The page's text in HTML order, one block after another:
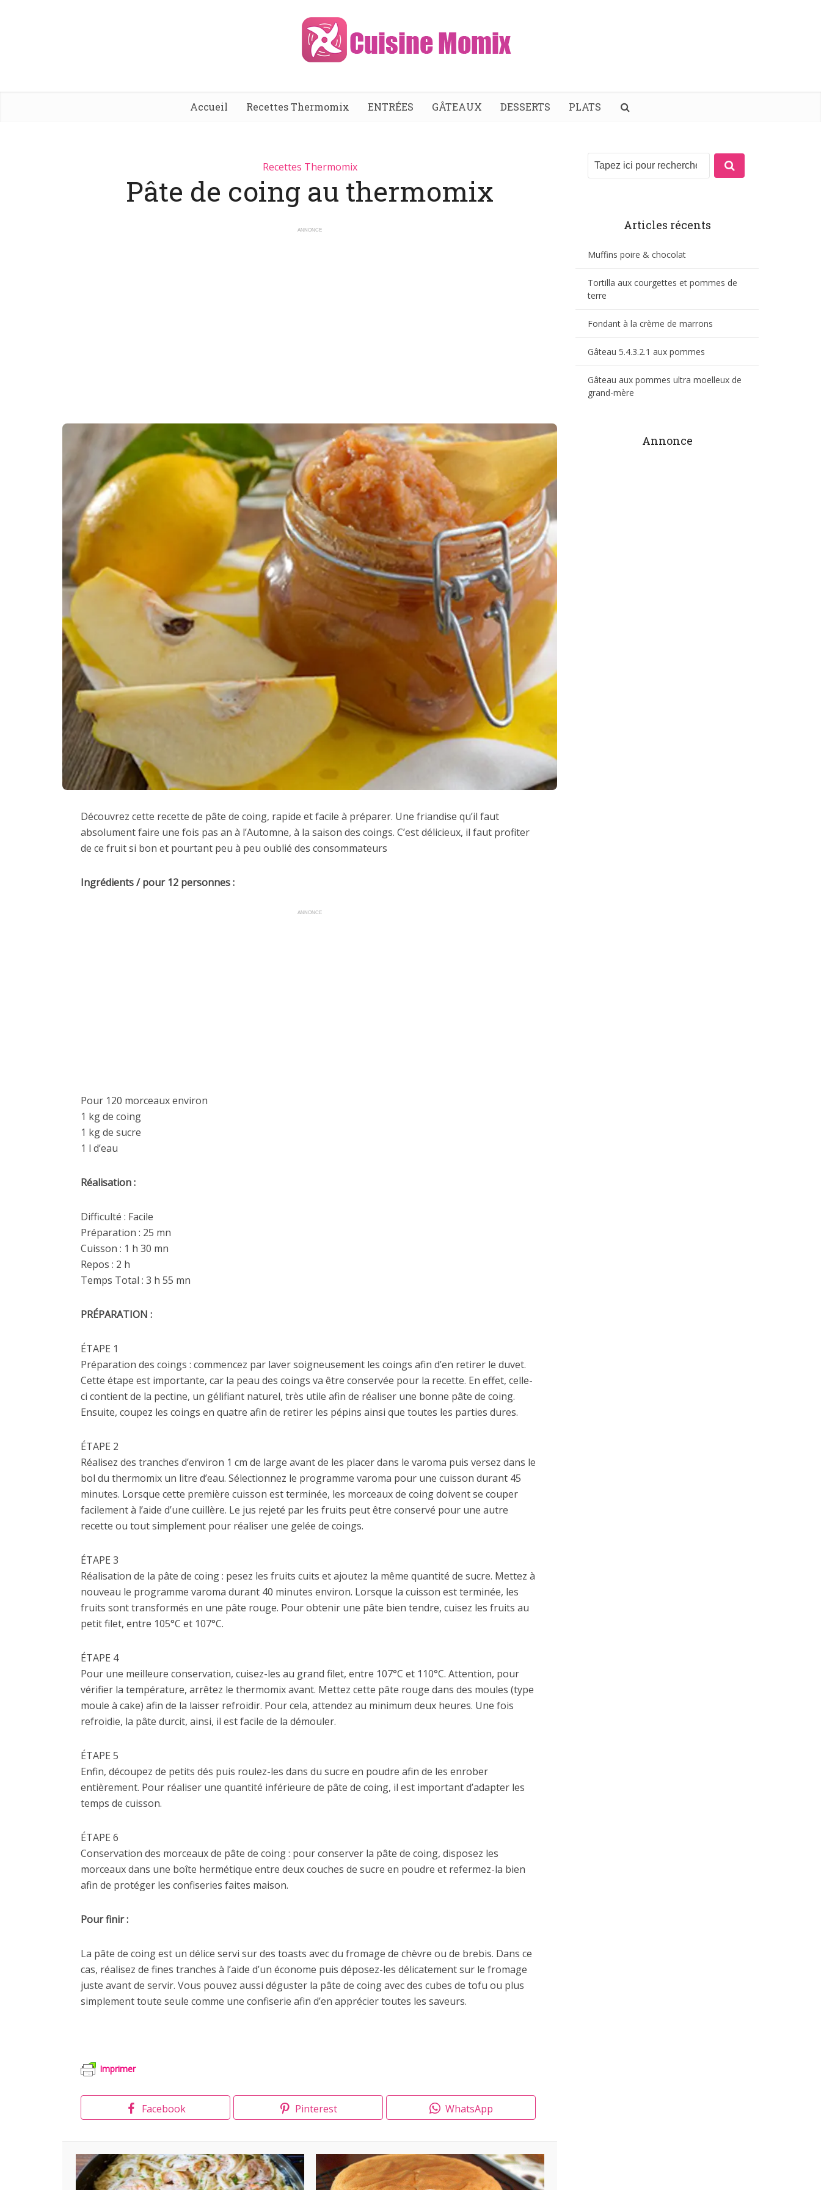
Accueil Recettes Thermomix ENTRÉES GÂTEAUX DESSERTS PLATS
Recettes Thermomix
Pâte de coing au thermomix
ANNONCE
Découvrez cette recette de pâte de coing, rapide et facile à préparer. Une friandise qu’il faut
absolument faire une fois pas an à l’Automne, à la saison des coings. C’est délicieux, il faut profiter
de ce fruit si bon et pourtant peu à peu oublié des consommateurs
Ingrédients / pour 12 personnes :
ANNONCE
Pour 120 morceaux environ
1 kg de coing
1 kg de sucre
1 l d’eau
Réalisation :
Difficulté : Facile
Préparation : 25 mn
Cuisson : 1 h 30 mn
Repos : 2 h
Temps Total : 3 h 55 mn
PRÉPARATION :
ÉTAPE 1
Préparation des coings : commencez par laver soigneusement les coings afin d’en retirer le duvet.
Cette étape est importante, car la peau des coings va être conservée pour la recette. En effet, celle-
ci contient de la pectine, un gélifiant naturel, très utile afin de réaliser une bonne pâte de coing.
Ensuite, coupez les coings en quatre afin de retirer les pépins ainsi que toutes les parties dures.
ÉTAPE 2
Réalisez des tranches d’environ 1 cm de large avant de les placer dans le varoma puis versez dans le
bol du thermomix un litre d’eau. Sélectionnez le programme varoma pour une cuisson durant 45
minutes. Lorsque cette première cuisson est terminée, les morceaux de coing doivent se couper
facilement à l’aide d’une cuillère. Le jus rejeté par les fruits peut être conservé pour une autre
recette ou tout simplement pour réaliser une gelée de coings.
ÉTAPE 3
Réalisation de la pâte de coing : pesez les fruits cuits et ajoutez la même quantité de sucre. Mettez à
nouveau le programme varoma durant 40 minutes environ. Lorsque la cuisson est terminée, les
fruits sont transformés en une pâte rouge. Pour obtenir une pâte bien tendre, cuisez les fruits au
petit filet, entre 105°C et 107°C.
ÉTAPE 4
Pour une meilleure conservation, cuisez-les au grand filet, entre 107°C et 110°C. Attention, pour
vérifier la température, arrêtez le thermomix avant. Mettez cette pâte rouge dans des moules (type
moule à cake) afin de la laisser refroidir. Pour cela, attendez au minimum deux heures. Une fois
refroidie, la pâte durcit, ainsi, il est facile de la démouler.
ÉTAPE 5
Enfin, découpez de petits dés puis roulez-les dans du sucre en poudre afin de les enrober
entièrement. Pour réaliser une quantité inférieure de pâte de coing, il est important d’adapter les
temps de cuisson.
ÉTAPE 6
Conservation des morceaux de pâte de coing : pour conserver la pâte de coing, disposez les
morceaux dans une boîte hermétique entre deux couches de sucre en poudre et refermez-la bien
afin de protéger les confiseries faites maison.
Pour finir :
La pâte de coing est un délice servi sur des toasts avec du fromage de chèvre ou de brebis. Dans ce
cas, réalisez de fines tranches à l’aide d’un économe puis déposez-les délicatement sur le fromage
juste avant de servir. Vous pouvez aussi déguster la pâte de coing avec des cubes de tofu ou plus
simplement toute seule comme une confiserie afin d’en apprécier toutes les saveurs.
Imprimer
Facebook Pinterest WhatsApp
Articles récents
Muffins poire & chocolat
Tortilla aux courgettes et pommes de
terre
Fondant à la crème de marrons
Gâteau 5.4.3.2.1 aux pommes
Gâteau aux pommes ultra moelleux de
grand-mère
Annonce